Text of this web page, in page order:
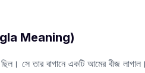
Meaning)
সে তার বাগানে একটি আমের বীজ